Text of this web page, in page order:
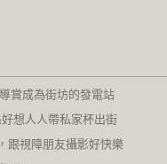
賞成為街坊的發電站
想人人帶私家杯出街
跟視障朋友攝影好快樂